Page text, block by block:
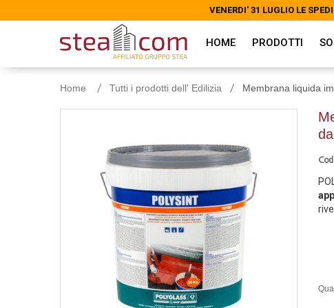
VENERDI' 31 LUGLIO LE
HOME PRODOTTI
Home Tutti i prodotti dell' Edilizia Membrana liquida
VENERDI' 31 LUGLIO LE